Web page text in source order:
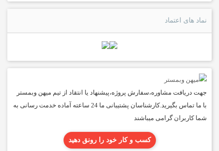
نماد های اعتماد
جهت دریافت مشاوره،سفارش پروژه،پیشنهاد یا انتقاد از تیم میهن وبمستر
با ما تماس بگیرید.کارشناسان پشتیبانی ما 24 ساعته آماده خدمت رسانی به
شما کاربران گرامی میباشند
کسب و کار خود را رونق دهید